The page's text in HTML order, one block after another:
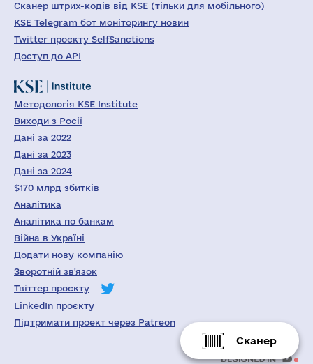
Сканер
Сканер штрих-кодів від KSE (тільки для мобільного)
KSE Telegram бот моніторингу новин
Twitter проєкту SelfSanctions
Доступ до API
Методологія KSE Institute
Виходи з Росії
Дані за 2022
Дані за 2023
Дані за 2024
$170 млрд збитків
Аналітика
Аналітика по банкам
Війна в Україні
Додати нову компанію
Зворотній зв'язок
Твіттер проєкту
LinkedIn проєкту
Підтримати проект через Patreon